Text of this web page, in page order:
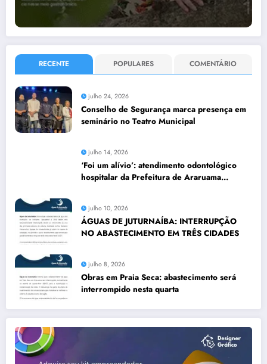
RECENTE POPULARES COMENTÁRIO
julho 24, 2026
Conselho de Segurança marca presença em
seminário no Teatro Municipal
julho 14, 2026
‘Foi um alívio’: atendimento odontológico
hospitalar da Prefeitura de Araruama
julho 10, 2026
ÁGUAS DE JUTURNAÍBA: INTERRUPÇÃO
NO ABASTECIMENTO EM TRÊS CIDADES
julho 8, 2026
Obras em Praia Seca: abastecimento será
interrompido nesta quarta